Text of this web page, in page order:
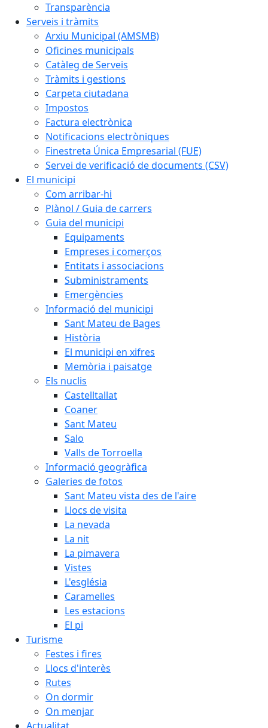
Transparència
Serveis i tràmits
Arxiu Municipal (AMSMB)
Oficines municipals
Catàleg de Serveis
Tràmits i gestions
Carpeta ciutadana
Impostos
Factura electrònica
Notificacions electròniques
Finestreta Única Empresarial (FUE)
Servei de verificació de documents (CSV)
El municipi
Com arribar-hi
Plànol / Guia de carrers
Guia del municipi
Equipaments
Empreses i comerços
Entitats i associacions
Subministraments
Emergències
Informació del municipi
Sant Mateu de Bages
Història
El municipi en xifres
Memòria i paisatge
Els nuclis
Castelltallat
Coaner
Sant Mateu
Salo
Valls de Torroella
Informació geogràfica
Galeries de fotos
Sant Mateu vista des de l'aire
Llocs de visita
La nevada
La nit
La pimavera
Vistes
L'església
Caramelles
Les estacions
El pi
Turisme
Festes i fires
Llocs d'interès
Rutes
On dormir
On menjar